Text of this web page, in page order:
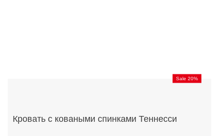
Sale 20%
Кровать с коваными спинками Теннесси